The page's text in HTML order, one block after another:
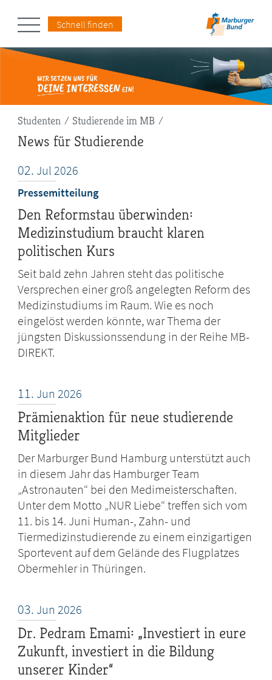
Schnell finden
Pfadnavigation
Studenten Studierende im MB
News für Studierende
02. Jul 2026
Pressemitteilung
Den Reformstau überwinden:
Medizinstudium braucht klaren
politischen Kurs
Seit bald zehn Jahren steht das politische
Versprechen einer groß angelegten Reform des
Medizinstudiums im Raum. Wie es noch
eingelöst werden könnte, war Thema der
jüngsten Diskussionssendung in der Reihe MB-
DIREKT.
11. Jun 2026
Prämienaktion für neue studierende
Mitglieder
Der Marburger Bund Hamburg unterstützt auch
in diesem Jahr das Hamburger Team
„Astronauten“ bei den Medimeisterschaften.
Unter dem Motto „NUR Liebe“ treffen sich vom
11. bis 14. Juni Human-, Zahn- und
Tiermedizinstudierende zu einem einzigartigen
Sportevent auf dem Gelände des Flugplatzes
Obermehler in Thüringen.
03. Jun 2026
Dr. Pedram Emami: „Investiert in eure
Zukunft, investiert in die Bildung
unserer Kinder“